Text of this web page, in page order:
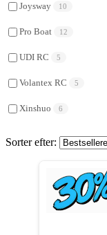
Sorter efter:
Joysway 10
Pro Boat 12
UDI RC 5
Volantex RC 5
Xinshuo 6